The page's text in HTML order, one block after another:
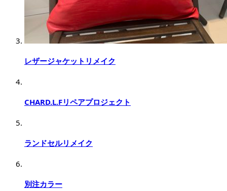
レザージャケットリメイク
CHARD.L.Fリペアプロジェクト
ランドセルリメイク
別注カラー